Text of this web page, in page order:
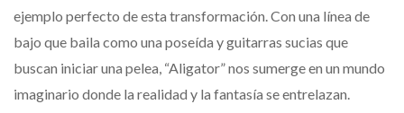
ejemplo perfecto de esta transformación. Con una línea de
bajo que baila como una poseída y guitarras sucias que
buscan iniciar una pelea, “Aligator” nos sumerge en un mundo
imaginario donde la realidad y la fantasía se entrelazan.